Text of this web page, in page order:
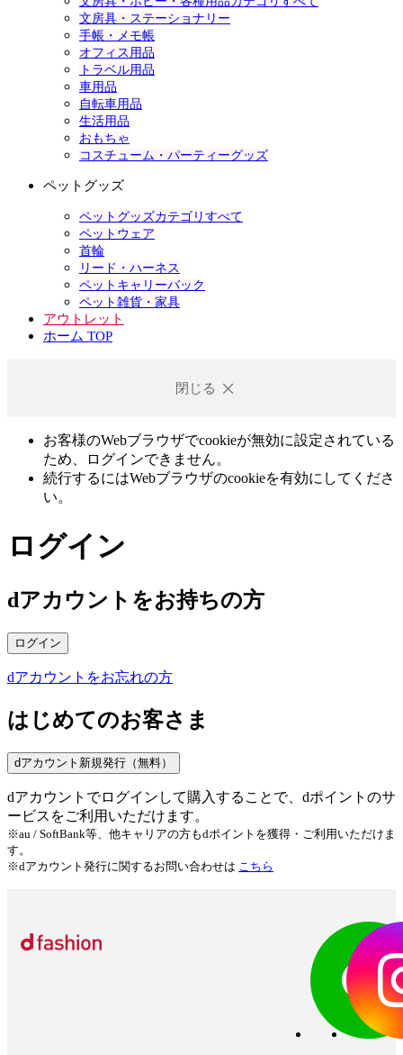
文房具・ステーショナリー
手帳・メモ帳
オフィス用品
トラベル用品
車用品
自転車用品
生活用品
おもちゃ
コスチューム・パーティーグッズ
ペットグッズ
ペットグッズカテゴリすべて
ペットウェア
首輪
リード・ハーネス
ペットキャリーバック
ペット雑貨・家具
アウトレット
ホーム TOP
閉じる
お客様のWebブラウザでcookieが無効に設定されている
ため、ログインできません。
続行するにはWebブラウザのcookieを有効にしてくださ
い。
ログイン
dアカウントをお持ちの方
ログイン
dアカウントをお忘れの方
はじめてのお客さま
dアカウント新規発行（無料）
dアカウントでログインして購入することで、dポイントのサ
ービスをご利用いただけます。
※au / SoftBank等、他キャリアの方もdポイントを獲得・ご利用いただけま
す。
※dアカウント発行に関するお問い合わせは こちら